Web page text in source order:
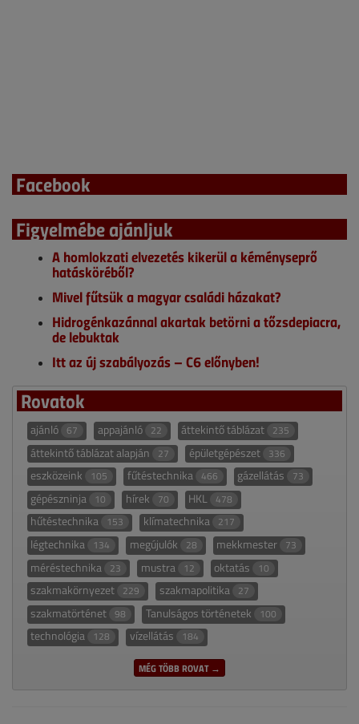
Facebook
Figyelmébe ajánljuk
A homlokzati elvezetés kikerül a kéményseprő
hatásköréből?
Mivel fűtsük a magyar családi házakat?
Hidrogénkazánnal akartak betörni a tőzsdepiacra,
de lebuktak
Itt az új szabályozás – C6 előnyben!
Rovatok
ajánló 67 appajánló 22 áttekintő táblázat 235
áttekintő táblázat alapján 27 épületgépészet 336
eszközeink 105 fűtéstechnika 466 gázellátás 73
gépészninja 10 hírek 70 HKL 478
hűtéstechnika 153 klímatechnika 217
légtechnika 134 megújulók 28 mekkmester 73
méréstechnika 23 mustra 12 oktatás 10
szakmakörnyezet 229 szakmapolitika 27
szakmatörténet 98 Tanulságos történetek 100
technológia 128 vízellátás 184
MÉG TÖBB ROVAT →